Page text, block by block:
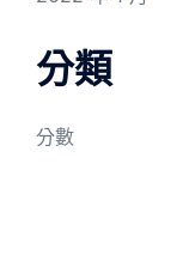
分類
分數